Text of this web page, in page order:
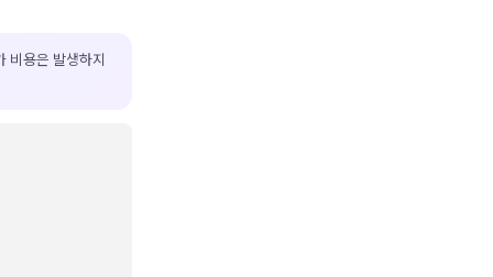
비용은 발생하지